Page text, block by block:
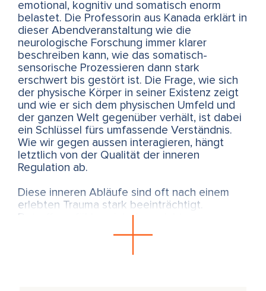
emotional, kognitiv und somatisch enorm
belastet. Die Professorin aus Kanada erklärt in
dieser Abendveranstaltung wie die
neurologische Forschung immer klarer
beschreiben kann, wie das somatisch-
sensorische Prozessieren dann stark
erschwert bis gestört ist. Die Frage, wie sich
der physische Körper in seiner Existenz zeigt
und wie er sich dem physischen Umfeld und
der ganzen Welt gegenüber verhält, ist dabei
ein Schlüssel fürs umfassende Verständnis.
Wie wir gegen aussen interagieren, hängt
letztlich von der Qualität der inneren
Regulation ab.
Diese inneren Abläufe sind oft nach einem
erlebten Trauma stark beeinträchtigt.
Betroffene fühlen sich dann nicht nur von
sowie die Fähigkeit zur Selbstwirksamkeit und